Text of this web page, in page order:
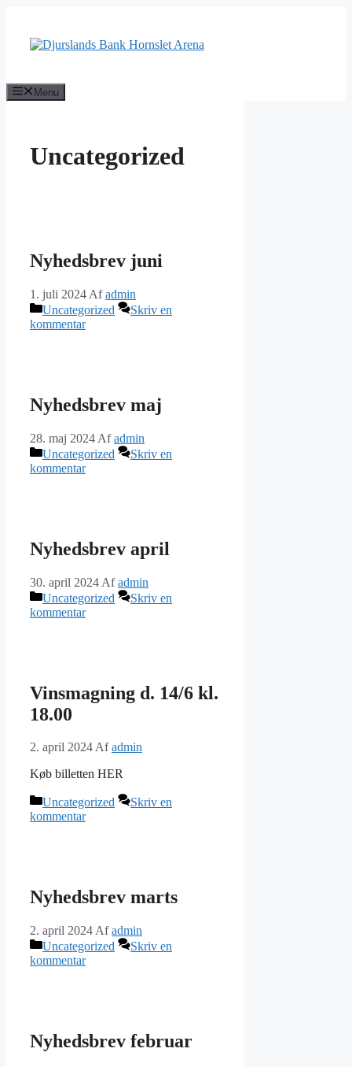
indhold
Menu
Uncategorized
Nyhedsbrev juni
1. juli 2024 Afadmin
Kategorier
Uncategorized
Skriv en
kommentar
Nyhedsbrev maj
28. maj 2024 Afadmin
Kategorier
Uncategorized
Skriv en
kommentar
Nyhedsbrev april
30. april 2024 Afadmin
Kategorier
Uncategorized
Skriv en
kommentar
Vinsmagning d. 14/6 kl.
18.00
2. april 2024Afadmin
Køb billetten HER
Kategorier
Uncategorized
Skriv en
kommentar
Nyhedsbrev marts
2. april 2024 Afadmin
Kategorier
Uncategorized
Skriv en
kommentar
Nyhedsbrev februar